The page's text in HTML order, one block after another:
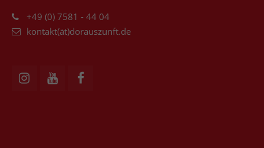
+49 (0) 7581 - 44 04
kontakt(ät)dorauszunft.de